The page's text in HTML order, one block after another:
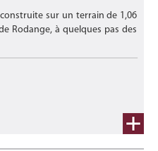
sur un terrain de 1,06
Rodange, à quelques pas des
de la gare, des transports e